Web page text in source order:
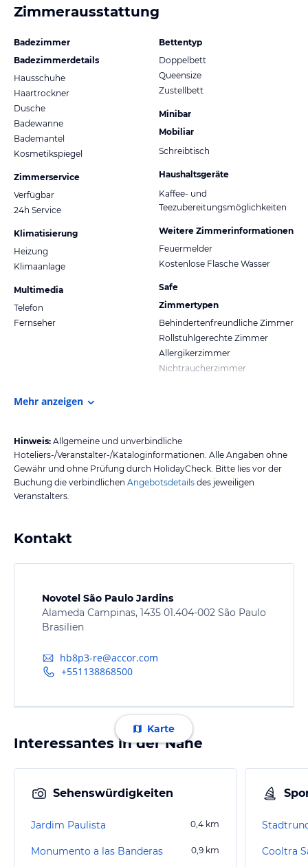
Zimmerausstattung
Badezimmer
Badezimmerdetails
Hausschuhe
Haartrockner
Dusche
Badewanne
Bademantel
Kosmetikspiegel
Zimmerservice
Verfügbar
24h Service
Klimatisierung
Heizung
Klimaanlage
Multimedia
Telefon
Fernseher
Bettentyp
Doppelbett
Queensize
Zustellbett
Minibar
Mobiliar
Schreibtisch
Haushaltsgeräte
Kaffee- und
Teezubereitungsmöglichkeiten
Weitere Zimmerinformationen
Feuermelder
Kostenlose Flasche Wasser
Safe
Zimmertypen
Behindertenfreundliche Zimmer
Rollstuhlgerechte Zimmer
Allergikerzimmer
Nichtraucherzimmer
Mehr anzeigen
Hinweis: Allgemeine und unverbindliche
Hoteliers-/Veranstalter-/Kataloginformationen. Alle Angaben ohne
Gewähr und ohne Prüfung durch HolidayCheck. Bitte lies vor der
Buchung die verbindlichen Angebotsdetails des jeweiligen
Veranstalters.
Kontakt
Novotel São Paulo Jardins
Alameda Campinas, 1435 01.404-002 São Paulo
Brasilien
hb8p3-re@accor.com
+551138868500
Karte
Interessantes in der Nähe
Sehenswürdigkeiten
Jardim Paulista 0,4 km
Monumento a las Banderas 0,9 km